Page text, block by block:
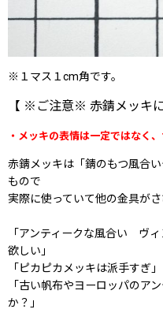
※１マス１cm角です。
【 ※ご注意※ 赤錆メッキに
・メッキの表情は一定ではなく
赤錆メッキは「錆のもつ風合
もので
実際に使っていて他の金具が
「アンティークな風合い ヴ
欲しい」
「ピカピカメッキは派手すぎ」
「古い帆布やヨーロッパのア
か？」